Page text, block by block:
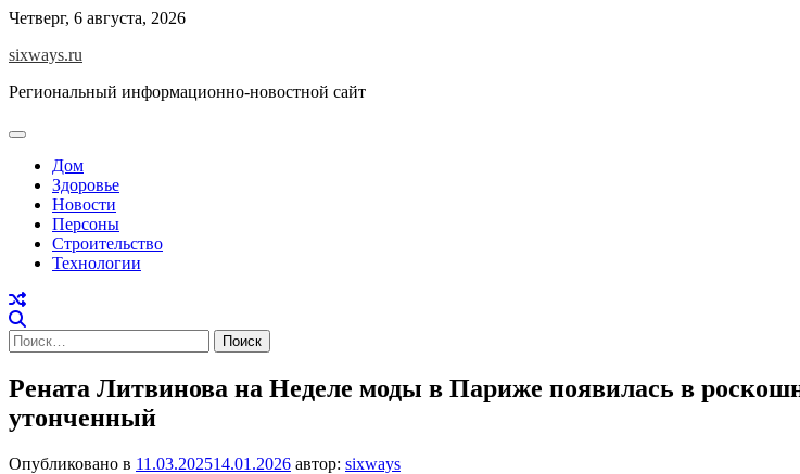
Перейти
содержимому
Четверг, 6 августа, 2026
sixways.ru
Региональный информационно-новостной сайт
Дом
Здоровье
Новости
Персоны
Строительство
Технологии
Найти:
Рената Литвинова на Неделе моды в Париже появилась в
утонченный
Опубликовано в 11.03.202514.01.2026 автор: sixways